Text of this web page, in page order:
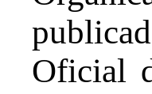
Oficial